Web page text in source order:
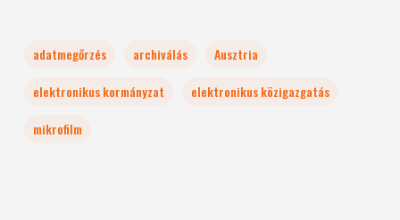
adatmegőrzés archiválás
Ausztria
elektronikus kormányzat
elektronikus közigazgatás
mikrofilm